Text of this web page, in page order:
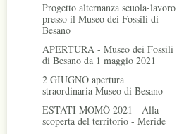
Progetto alternanza scuola-lavoro
presso il Museo dei Fossili di
Besano
APERTURA - Museo dei Fossili
di Besano da 1 maggio 2021
2 GIUGNO apertura
straordinaria Museo di Besano
ESTATI MOMÒ 2021 - Alla
scoperta del territorio - Meride